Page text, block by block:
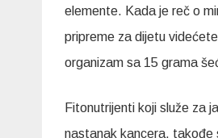
elemente. Kada je reč o
pripreme za dijetu
organizam sa 15 grama
Fitonutrijenti koji služe za
nastanak kancera, takođe